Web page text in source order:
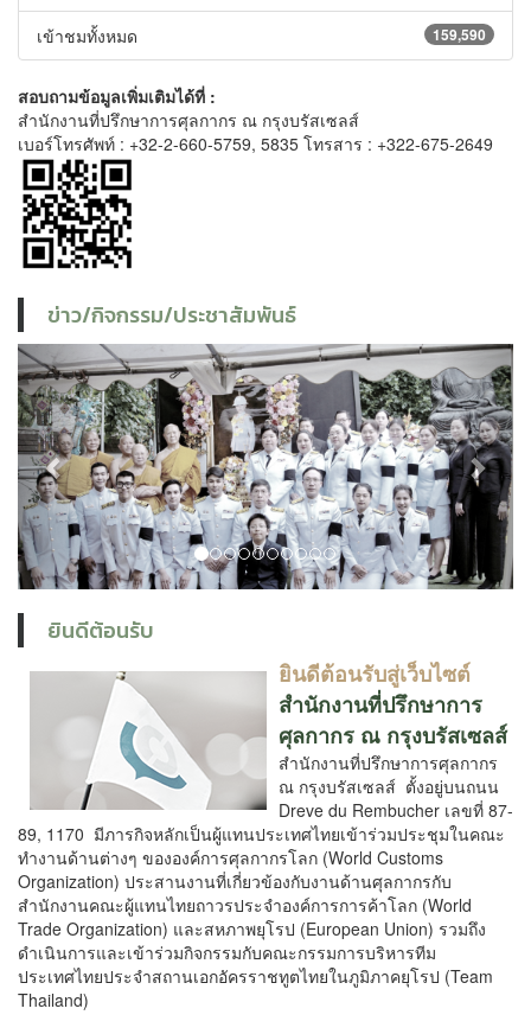
159,590
เข้าชมทั้งหมด
สอบถามข้อมูลเพิ่มเติมได้ที่ :
สำนักงานที่ปรึกษาการศุลกากร ณ กรุงบรัสเซลส์
เบอร์โทรศัพท์ : +32-2-660-5759, 5835 โทรสาร : +322-675-2649
ข่าว/กิจกรรม/ประชาสัมพันธ์
Previous Next
ยินดีต้อนรับ
ยินดีต้อนรับสู่เว็บไซต์
สำนักงานที่ปรึกษาการ
ศุลกากร ณ กรุงบรัสเซลส์
สำนักงานที่ปรึกษาการศุลกากร
ณ กรุงบรัสเซลส์ ตั้งอยู่บนถนน
Dreve du Rembucher เลขที่ 87-
89, 1170 มีภารกิจหลักเป็นผู้แทนประเทศไทยเข้าร่วมประชุมในคณะ
ทำงานด้านต่างๆ ขององค์การศุลกากรโลก (World Customs
Organization) ประสานงานที่เกี่ยวข้องกับงานด้านศุลกากรกับ
สำนักงานคณะผู้แทนไทยถาวรประจำองค์การการค้าโลก (World
Trade Organization) และสหภาพยุโรป (European Union) รวมถึง
ดำเนินการและเข้าร่วมกิจกรรมกับคณะกรรมการบริหารทีม
ประเทศไทยประจำสถานเอกอัครราชทูตไทยในภูมิภาคยุโรป (Team
Thailand)